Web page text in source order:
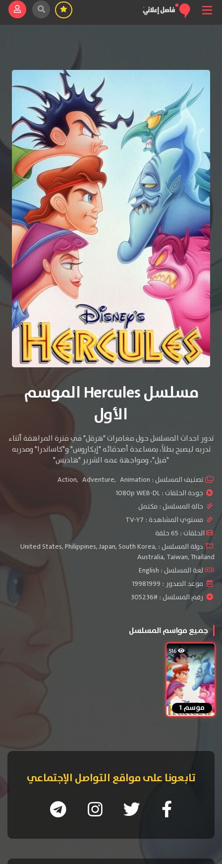
مسلسل Hercules الموسم
الأول
تدور احداث المسلسل حول مغامرات "هرقل" في فترة المراهقة أثناء
تدربه ليصبح بطلاً، بمساعدة أصدقائه "إيكاروس" و"كاساندرا" ومدربه
"فيل"، ومواجهة عمه الشرير "هاديس"
تصنيف المسلسل : Action, Adventure, Animation
جودة الحلقات :1080p WEB-DL
حالة المسلسل : مكتمل
مستوي المشاهدة : TV-Y7
الحلقات : 65 حلقة
دولة المسلسل : United States, Philippines, Japan, South Korea,
Australia, Taiwan, Thailand
لغة المسلسل : English
موعد الصدور : 19981999
رقم المسلسل : #305236
جميع مواسم المسلسل
516
موسم 1
تابعونا على مواقع التواصل الإجتماعي